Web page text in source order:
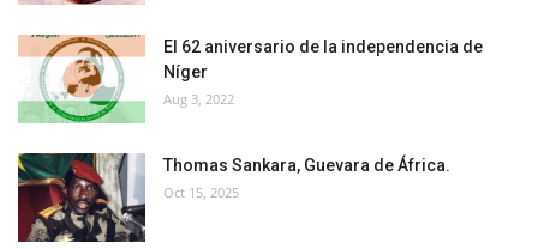
El 62 aniversario de la independencia de
Níger
Aug 3, 2022
Thomas Sankara, Guevara de África.
Oct 15, 2025